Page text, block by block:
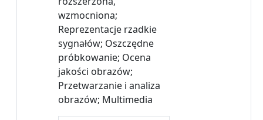
wzmocniona;
Reprezentacje rzadkie
sygnałów; Oszczędne
próbkowanie; Ocena
jakości obrazów;
Przetwarzanie i analiza
obrazów; Multimedia